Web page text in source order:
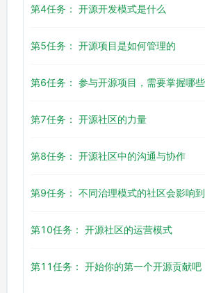
第4任务： 开源开发模式是什么
第5任务： 开源项目是如何管理的
第6任务： 参与开源项目，需要掌握哪
第7任务： 开源社区的力量
第8任务： 开源社区中的沟通与协作
第9任务： 不同治理模式的社区会影响
第10任务： 开源社区的运营模式
第11任务： 开始你的第一个开源贡献吧